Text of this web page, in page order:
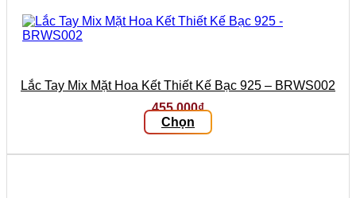
Lắc Tay Mix Mặt Hoa Kết Thiết Kế Bạc 925 – BRWS002
455.000₫
Chọn
Sản